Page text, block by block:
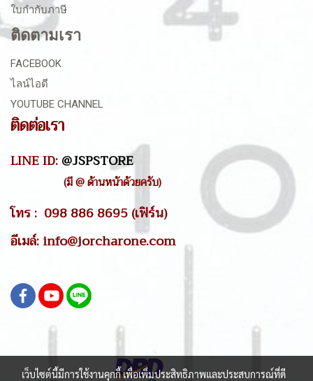
ใบกำกับภาษี
ติดตามเรา
FACEBOOK
ไลน์ไอดี
YOUTUBE CHANNEL
ติดต่อเรา
LINE ID:@JSPSTORE
(มี @ ด้านหน้าด้วยครับ)
โทร : 098 886 8695 (เฟิร์น)
อีเมล์: info@jorcharone.com
เว็บไซต์นี้มีการใช้งานคุกกี้ เพื่อเพิ่มประสิทธิภาพและประสบการณ์ที่ดี